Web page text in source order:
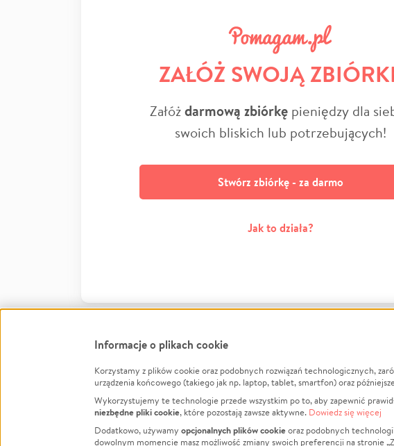
ZAŁÓŻ SWOJĄ
Załóżdarmową zbiórkępieniędzy dla
swoich bliskich lub potrzebujących!
Stwórz zbiórkę - za darmo
Jak to działa?
FacebookTwitter Instagram
Informacje
Jak to działa?
Regulamin
Informacje o plikach cookie
Korzystamy z plików cookie oraz podobnych rozwiązań technologicznych,
urządzenia końcowego (takiego jak np. laptop, tablet, smartfon) oraz
Wykorzystujemy te technologie przede wszystkim po to, aby zapewnić
niezbędne pliki cookie, które pozostają zawsze aktywne. Dowiedz się więcej
Dodatkowo, używamy opcjonalnych plików cookieoraz podobnych
dowolnym momencie masz możliwość zmiany swoich preferencji na stronie